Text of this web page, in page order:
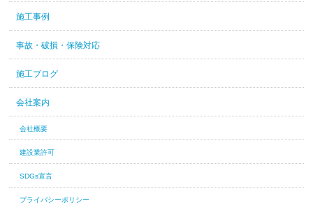
施工事例
事故・破損・保険対応
施工ブログ
会社案内
会社概要
建設業許可
SDGs宣言
プライバシーポリシー